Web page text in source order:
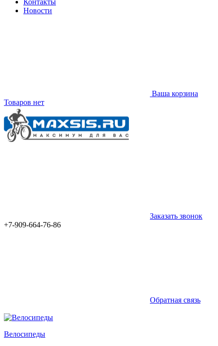
Контакты
Новости
Ваша корзина
Товаров нет
Заказать звонок
+7-909-664-76-86
Обратная связь
Велосипеды